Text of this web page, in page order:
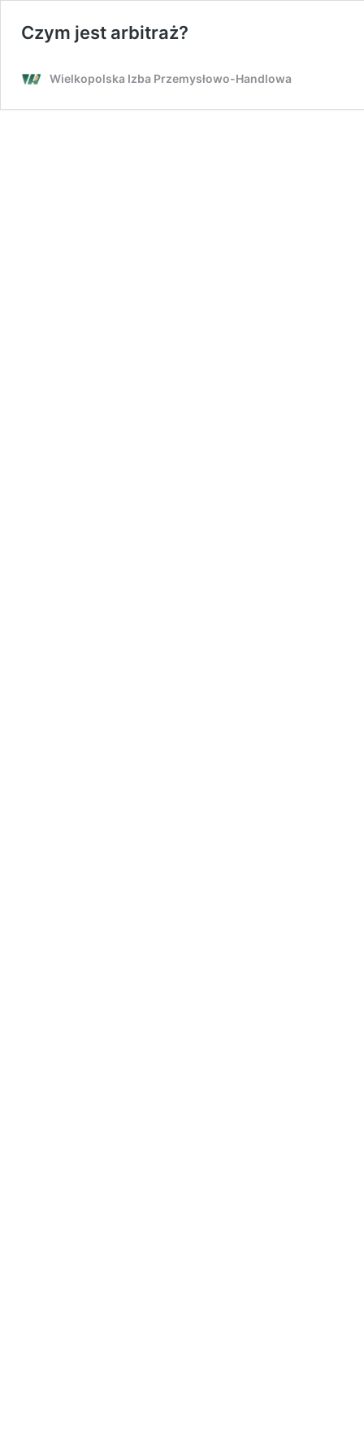
Czym jest arbitraż?
Wielkopolska Izba Przemysłowo-Handlowa